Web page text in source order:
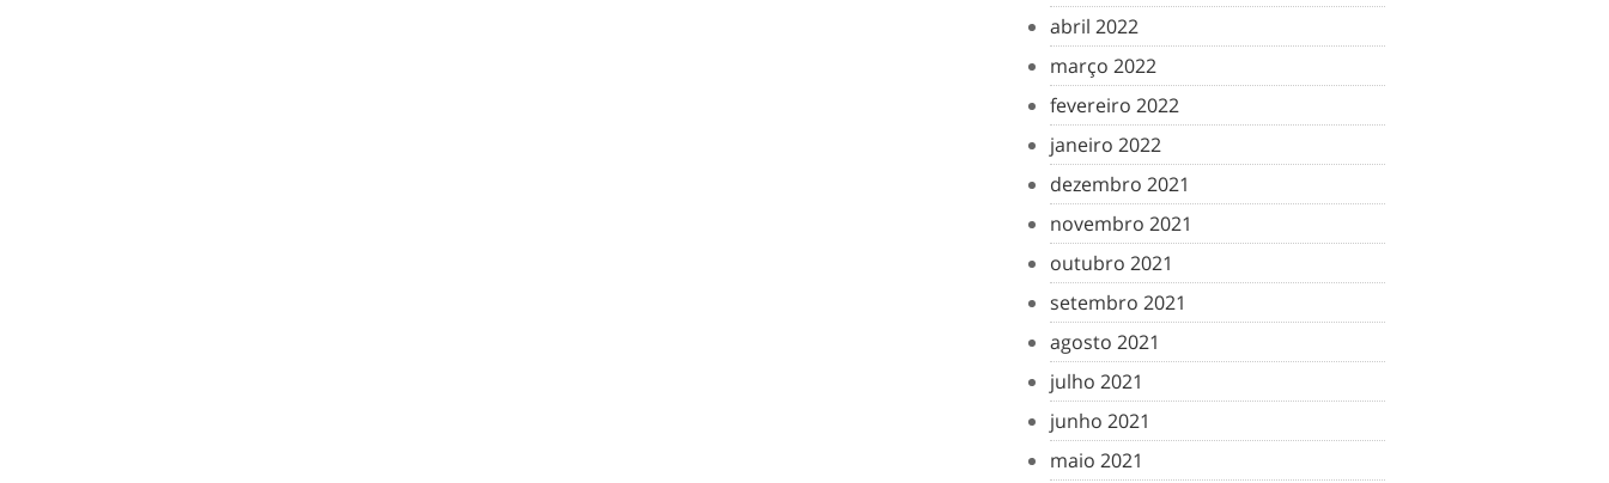
abril 2022
março 2022
fevereiro 2022
janeiro 2022
dezembro 2021
novembro 2021
outubro 2021
setembro 2021
agosto 2021
julho 2021
junho 2021
maio 2021